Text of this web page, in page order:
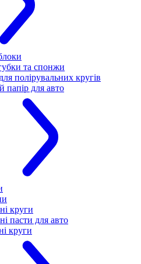
та спонжи
полірувальних кругів
папір для авто
круги
пасти для авто
круги